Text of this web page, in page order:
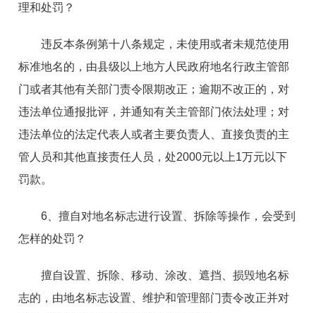
理和处罚？
违反本条例第十八条规定，未使用或者未规范使用
标准地名的，由县级以上地方人民政府地名行政主管部
门或者其他有关部门责令限期改正；逾期不改正的，对
违法单位通报批评，并通知有关主管部门依法处理；对
违法单位的法定代表人或者主要负责人、直接负责的主
管人员和其他直接责任人员，处2000元以上1万元以下
罚款。
6、擅自对地名标志进行设置、拆除等操作，会受到
怎样的处罚？
擅自设置、拆除、移动、涂改、遮挡、损毁地名标
志的，由地名标志设置、维护和管理部门责令改正并对